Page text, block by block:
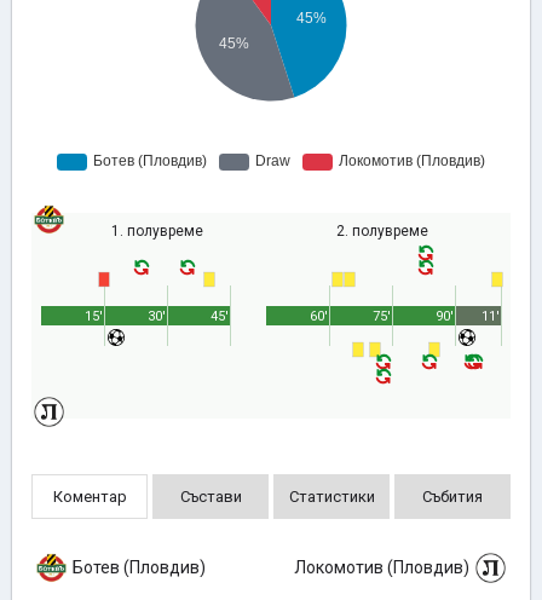
1. полувреме
45'
15' 30'
2. полувреме
90'
60' 75' 11'
Коментар Състави Статистики Събития
Ботев (Пловдив) Локомотив (Пловдив)